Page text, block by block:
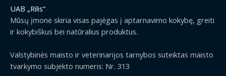
UAB „Rilis“
Mūsų įmonė skiria visas pajėgas į aptarnavimo kokybę, greiti
ir kokybiškus bei natūralius produktus.
Valstybinės maisto ir veterinarijos tarnybos suteiktas maisto
tvarkymo subjekto numeris: Nr. 313